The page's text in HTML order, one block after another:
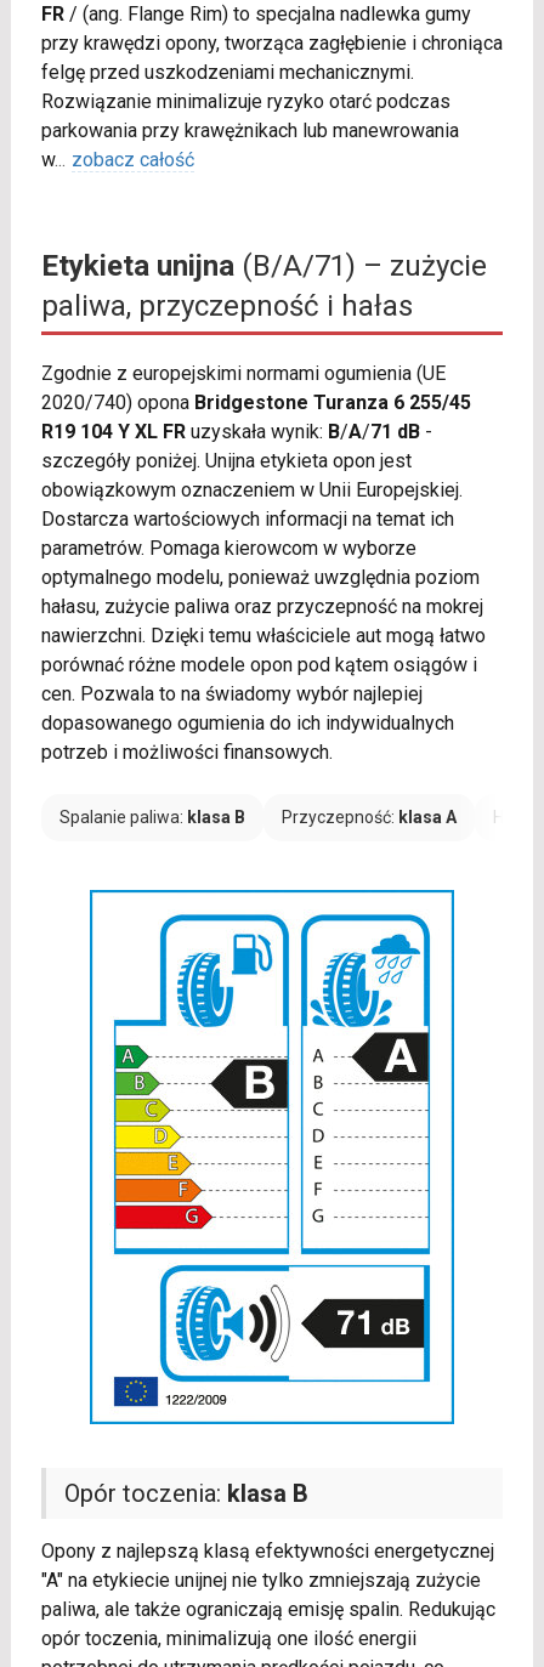
FR/ (ang. Flange Rim) to specjalna nadlewka gumy
przy krawędzi opony, tworząca zagłębienie i chroniąca
felgę przed uszkodzeniami mechanicznymi.
Rozwiązanie minimalizuje ryzyko otarć podczas
parkowania przy krawężnikach lub manewrowania
w... zobacz całość
Etykieta unijna(B/A/71) – zużycie
paliwa, przyczepność i hałas
Zgodnie z europejskimi normami ogumienia (UE
2020/740) opona Bridgestone Turanza 6 255/45
R19 104 Y XL FRuzyskała wynik: B/A/71 dB-
szczegóły poniżej. Unijna etykieta opon jest
obowiązkowym oznaczeniem w Unii Europejskiej.
Dostarcza wartościowych informacji na temat ich
parametrów. Pomaga kierowcom w wyborze
optymalnego modelu, ponieważ uwzględnia poziom
hałasu, zużycie paliwa oraz przyczepność na mokrej
nawierzchni. Dzięki temu właściciele aut mogą łatwo
porównać różne modele opon pod kątem osiągów i
cen. Pozwala to na świadomy wybór najlepiej
dopasowanego ogumienia do ich indywidualnych
potrzeb i możliwości finansowych.
Spalanie paliwa: klasa B Przyczepność: klasa A Hałas:
Opór toczenia: klasa B
Opony z najlepszą klasą efektywności energetycznej
"A" na etykiecie unijnej nie tylko zmniejszają zużycie
paliwa, ale także ograniczają emisję spalin. Redukując
opór toczenia, minimalizują one ilość energii